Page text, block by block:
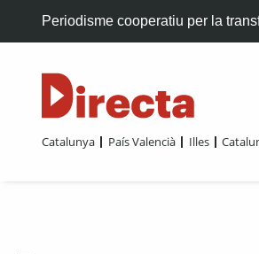
Periodisme cooperatiu per la
Catalunya País Valencià Illes